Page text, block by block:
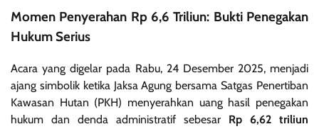
Momen Penyerahan Rp 6,6 Triliun: Bukti Penegakan
Hukum Serius
Acara yang digelar pada Rabu, 24 Desember 2025, menjadi
ajang simbolik ketika Jaksa Agung bersama Satgas Penertiban
Kawasan Hutan (PKH) menyerahkan uang hasil penegakan
hukum dan denda administratif sebesar Rp 6,62 triliun